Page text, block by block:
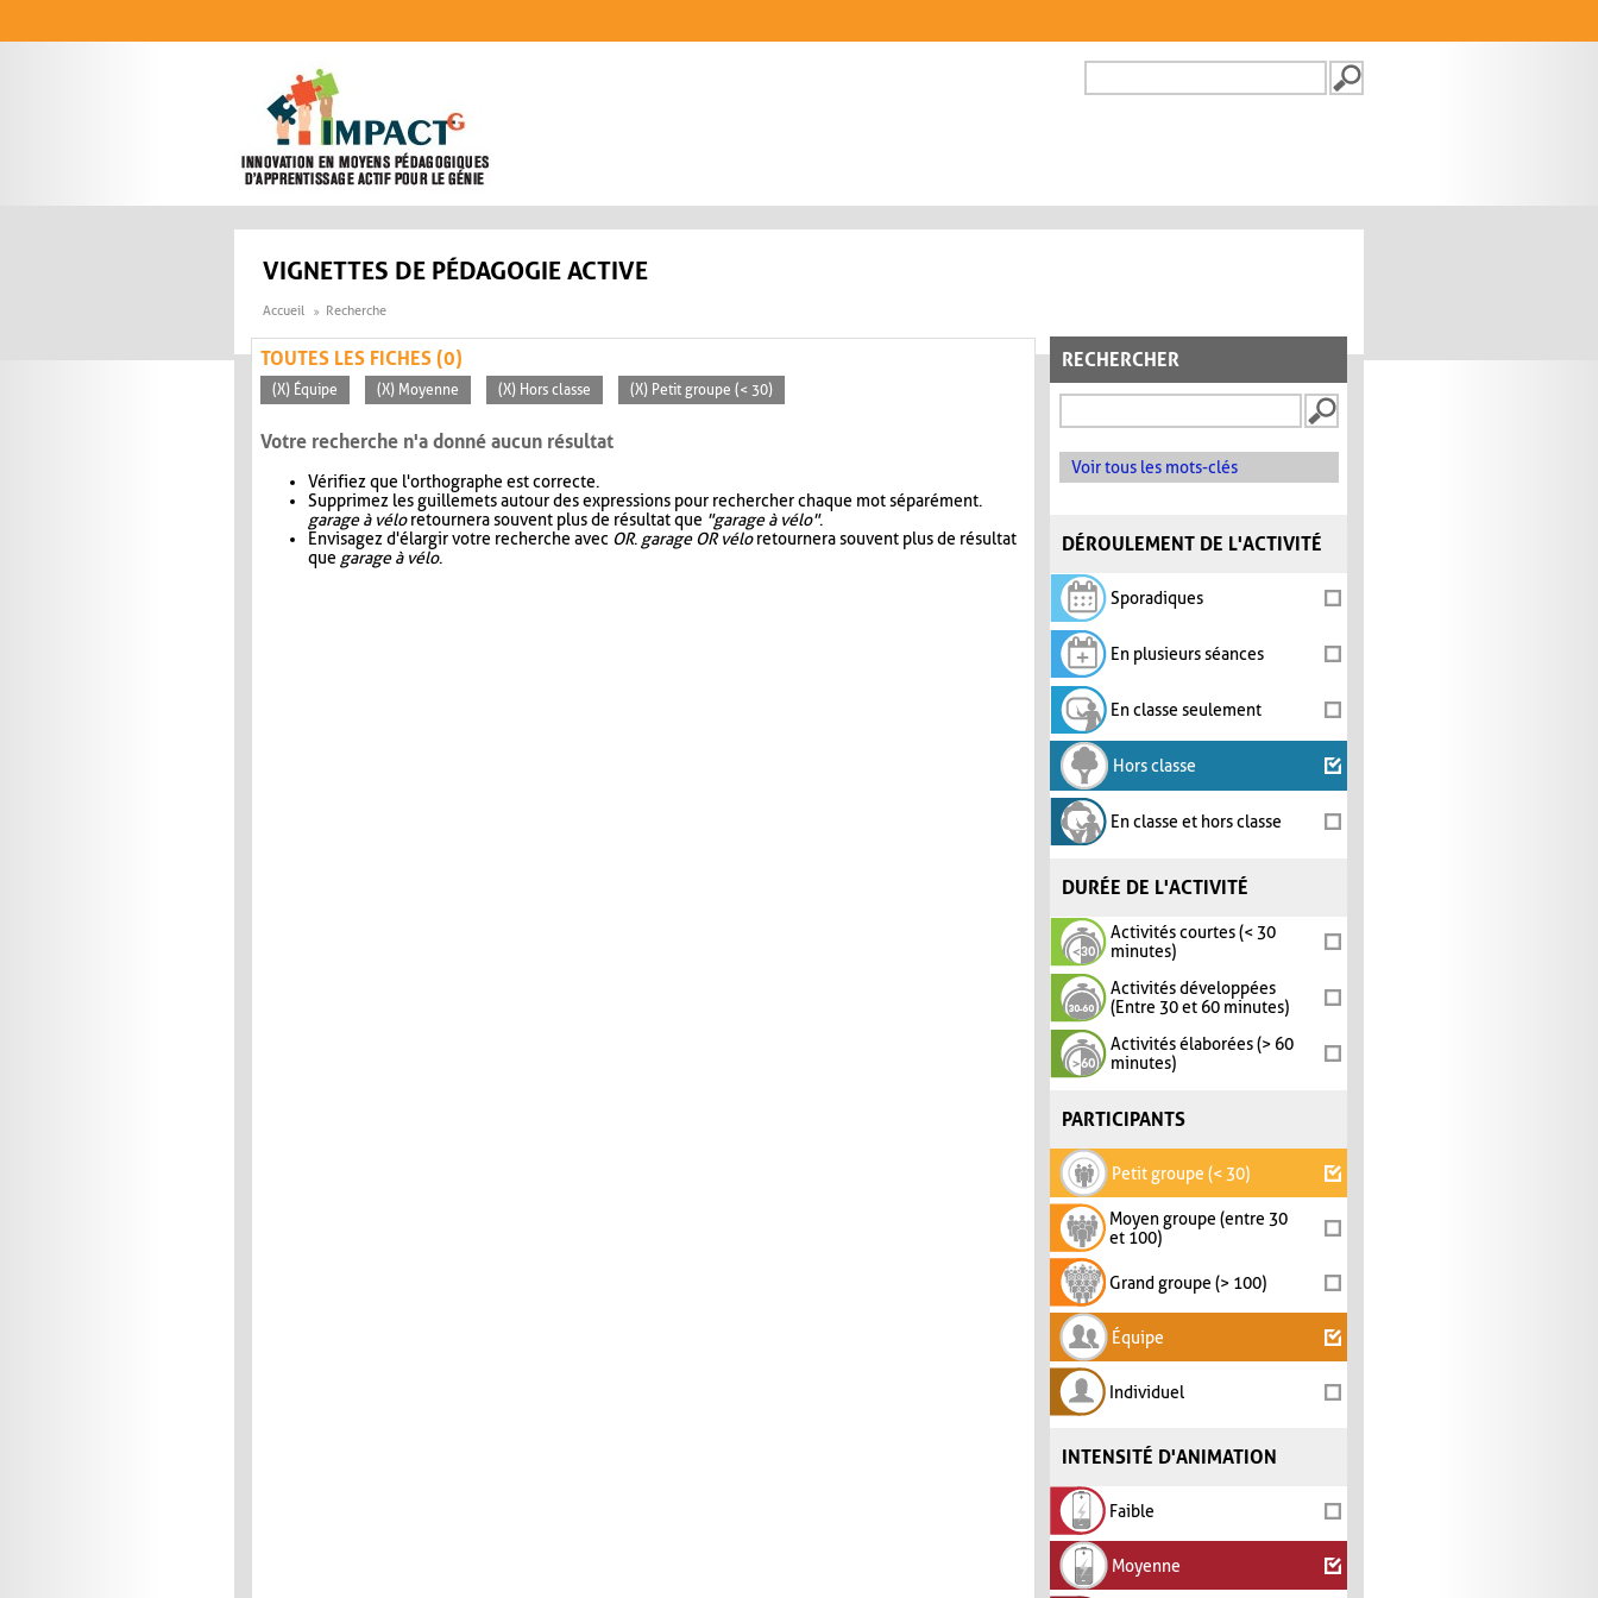
FORMULAIRE DE
VIGNETTES DE PÉDAGOGIE ACTIVE
Accueil Recherche
RECHERCHER
Voir tous les mots-clés
DÉROULEMENT DE L'ACTIVITÉ
Sporadiques
En plusieurs séances
En classe seulement
Hors classe
En classe et hors classe
DURÉE DE L'ACTIVITÉ
Activités courtes (< 30
minutes)
Activités développées
(Entre 30 et 60 minutes)
Activités élaborées (> 60
minutes)
PARTICIPANTS
Petit groupe (< 30)
Moyen groupe (entre 30
et 100)
Grand groupe (> 100)
Équipe
Individuel
INTENSITÉ D'ANIMATION
Faible
Moyenne
TOUTES LES FICHES (0)
(X) Équipe (X) Moyenne (X) Hors classe (X) Petit groupe (< 30)
Votre recherche n'a donné aucun résultat
Vérifiez que l'orthographe est correcte.
Supprimez les guillemets autour des expressions pour rechercher chaque mot séparément.
garage à véloretournera souvent plus de résultat que "garage à vélo".
Envisagez d'élargir votre recherche avec OR. garage OR véloretournera souvent plus de résultat
que garage à vélo.